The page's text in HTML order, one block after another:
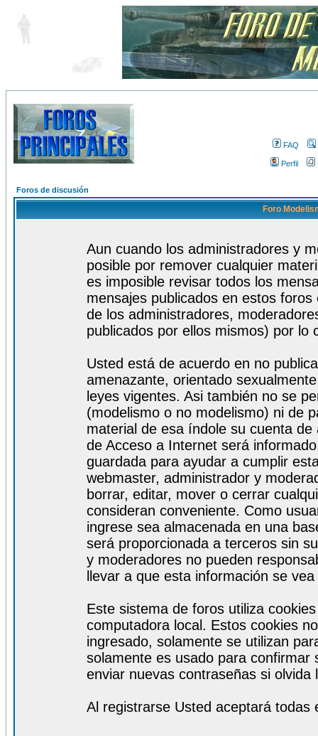
FAQ
Perfil
Foros de discusión
Foro
Aun cuando los administradores y
posible por remover cualquier
es imposible revisar todos los
mensajes publicados en estos
de los administradores,
publicados por ellos mismos) por lo
Usted está de acuerdo en no
amenazante, orientado
leyes vigentes. Asi también no se
(modelismo o no modelismo) ni de
material de esa índole su cuenta
de Acceso a Internet será
guardada para ayudar a cumplir
webmaster, administrador y
borrar, editar, mover o cerrar
consideran conveniente. Como
ingrese sea almacenada en una
será proporcionada a terceros sin
y moderadores no pueden
llevar a que esta información se
Este sistema de foros utiliza
computadora local. Estos cookies
ingresado, solamente se utilizan
solamente es usado para
enviar nuevas contraseñas si olvida
Al registrarse Usted aceptará todas